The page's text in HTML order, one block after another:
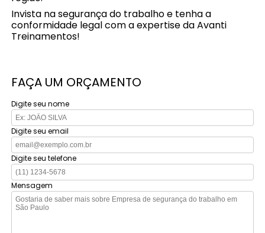
Invista na segurança do trabalho e tenha a
conformidade legal com a expertise da Avanti
Treinamentos!
FAÇA UM ORÇAMENTO
Digite seu nome
Digite seu email
Digite seu telefone
Mensagem